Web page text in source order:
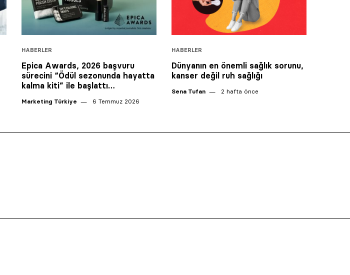
HABERLER
Epica Awards, 2026 başvuru
sürecini “Ödül sezonunda hayatta
kalma kiti” ile başlattı…
Marketing Türkiye 6 Temmuz 2026
HABERLER
Dünyanın en önemli sağlık sorunu,
kanser değil ruh sağlığı
Sena Tufan 2 hafta önce